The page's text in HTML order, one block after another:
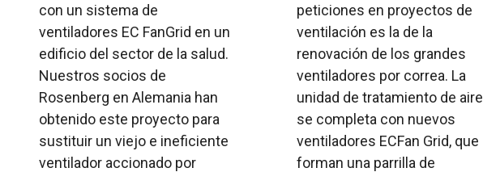
con un sistema de
ventiladores EC FanGrid en un
edificio del sector de la salud.
Nuestros socios de
Rosenberg en Alemania han
obtenido este proyecto para
sustituir un viejo e ineficiente
ventilador accionado por
peticiones en proyectos de
ventilación es la de la
renovación de los grandes
ventiladores por correa. La
unidad de tratamiento de aire
se completa con nuevos
ventiladores ECFan Grid, que
forman una parrilla de